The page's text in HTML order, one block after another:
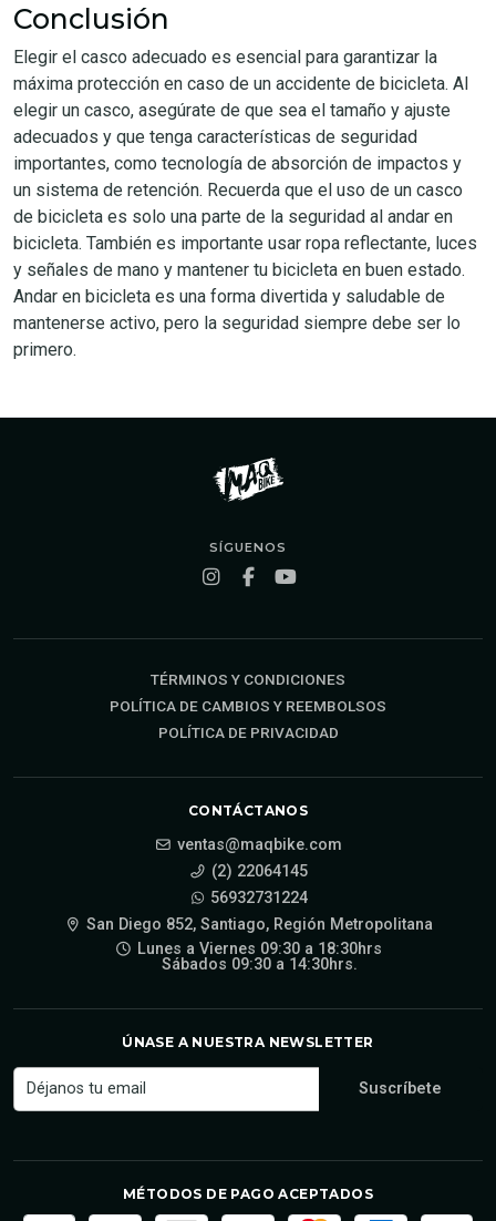
Conclusión
Elegir el casco adecuado es esencial para garantizar la
máxima protección en caso de un accidente de bicicleta. Al
elegir un casco, asegúrate de que sea el tamaño y ajuste
adecuados y que tenga características de seguridad
importantes, como tecnología de absorción de impactos y
un sistema de retención. Recuerda que el uso de un casco
de bicicleta es solo una parte de la seguridad al andar en
bicicleta. También es importante usar ropa reflectante, luces
y señales de mano y mantener tu bicicleta en buen estado.
Andar en bicicleta es una forma divertida y saludable de
mantenerse activo, pero la seguridad siempre debe ser lo
primero.
SÍGUENOS
TÉRMINOS Y CONDICIONES
POLÍTICA DE CAMBIOS Y REEMBOLSOS
POLÍTICA DE PRIVACIDAD
CONTÁCTANOS
ventas@maqbike.com
(2) 22064145
56932731224
San Diego 852, Santiago, Región Metropolitana
Lunes a Viernes 09:30 a 18:30hrs
Sábados 09:30 a 14:30hrs.
ÚNASE A NUESTRA NEWSLETTER
MÉTODOS DE PAGO ACEPTADOS